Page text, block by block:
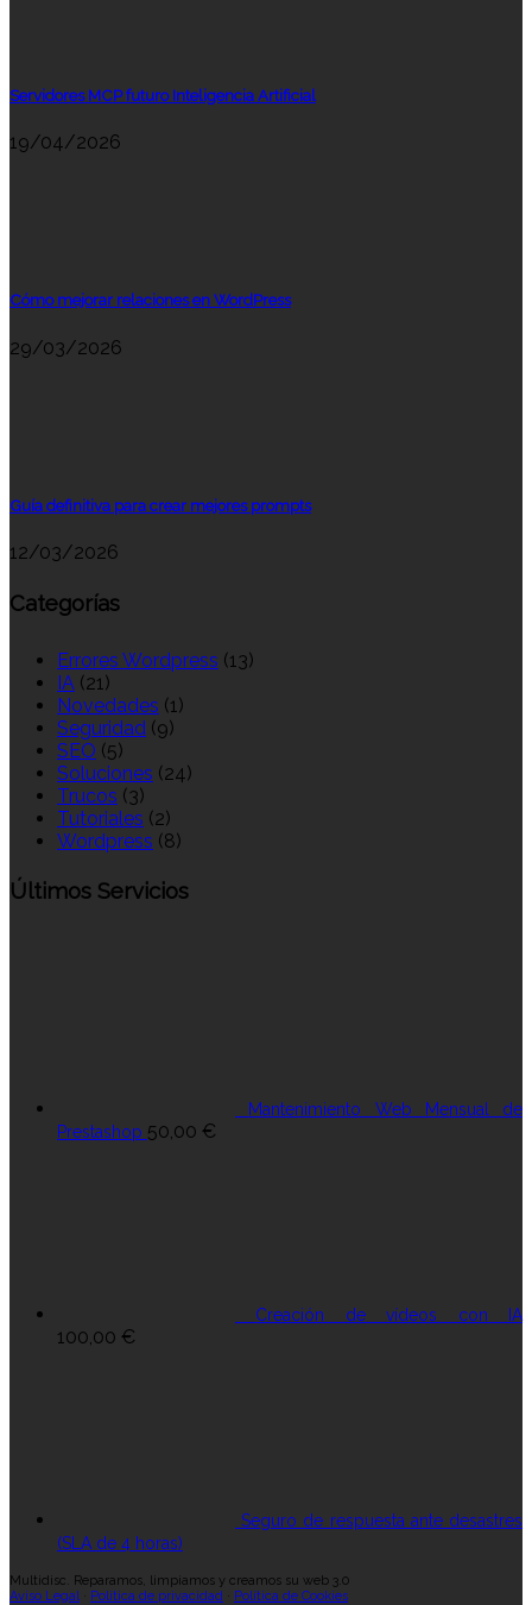
Servidores MCP futuro Inteligencia Artificial
19/04/2026
Cómo mejorar relaciones en WordPress
29/03/2026
Guía definitiva para crear mejores prompts
12/03/2026
Categorías
Errores Wordpress (13)
IA (21)
Novedades (1)
Seguridad (9)
SEO (5)
Soluciones (24)
Trucos (3)
Tutoriales (2)
Wordpress (8)
Últimos Servicios
Mantenimiento Web Mensual de
Prestashop 50,00 €
Creación de vídeos con IA
100,00 €
Seguro de respuesta ante desastres
(SLA de 4 horas)
Multidisc. Reparamos, limpiamos y creamos su web 3.0
Aviso Legal· Política de privacidad · Política de Cookies